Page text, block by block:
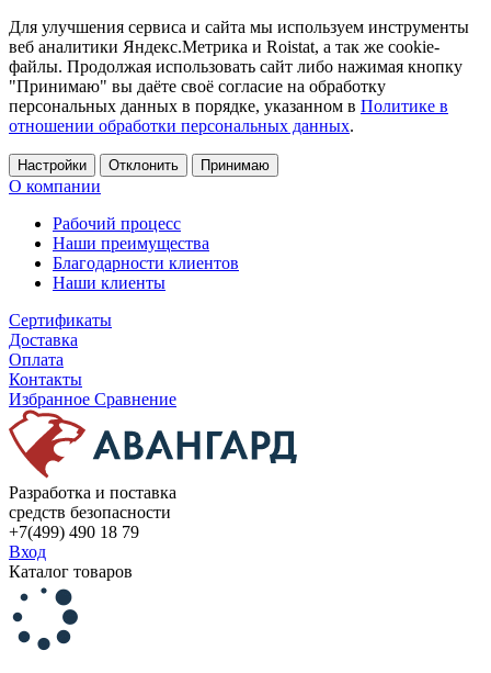
Для улучшения сервиса и сайта мы используем инструменты
веб аналитики Яндекс.Метрика и Roistat, а так же cookie-
файлы. Продолжая использовать сайт либо нажимая кнопку
"Принимаю" вы даёте своё согласие на обработку
персональных данных в порядке, указанном в Политике в
отношении обработки персональных данных.
Настройки Отклонить Принимаю
О компании
Рабочий процесс
Наши преимущества
Благодарности клиентов
Наши клиенты
Сертификаты
Доставка
Оплата
Контакты
Избранное Сравнение
Разработка и поставка
средств безопасности
+7(499) 490 18 79
Вход
Каталог товаров